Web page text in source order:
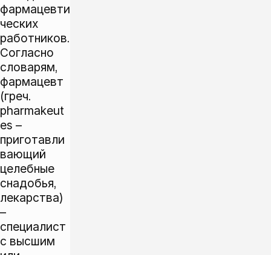
фармацевти
ческих
работников.
Согласно
словарям,
фармацевт
(греч.
pharmakeut
es –
приготавли
вающий
целебные
снадобья,
лекарства)
–
специалист
с высшим